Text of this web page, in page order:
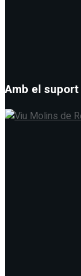
Amb el suport